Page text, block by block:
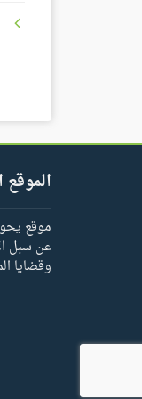
موقع
عن سبل
وقضايا